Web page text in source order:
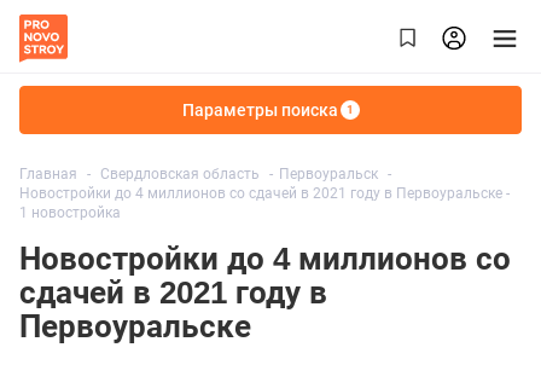
Параметры поиска 1
Главная Свердловская область
Первоуральск
Новостройки до 4 миллионов со сдачей в 2021 году в Первоуральске -
1 новостройка
Новостройки до 4 миллионов со
сдачей в 2021 году в
Первоуральске